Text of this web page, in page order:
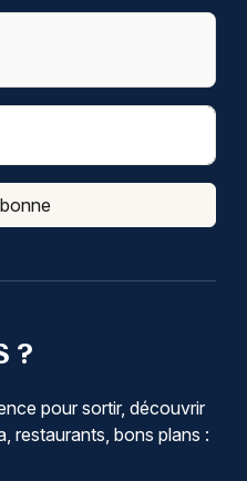
?
pour sortir, découvrir
restaurants, bons plans :